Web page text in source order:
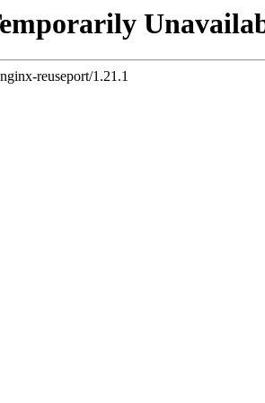
nginx-reuseport/1.21.1